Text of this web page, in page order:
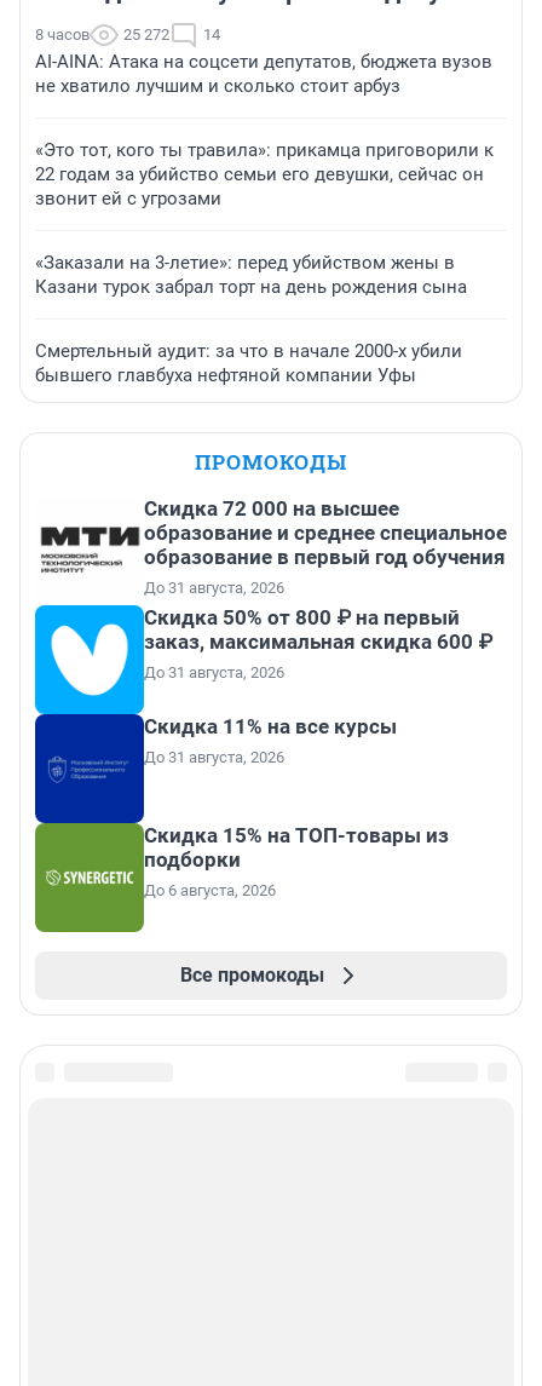
8 часов 25 272 14
AI-AINA: Атака на соцсети депутатов, бюджета вузов
не хватило лучшим и сколько стоит арбуз
«Это тот, кого ты травила»: прикамца приговорили к
22 годам за убийство семьи его девушки, сейчас он
звонит ей с угрозами
«Заказали на 3-летие»: перед убийством жены в
Казани турок забрал торт на день рождения сына
Смертельный аудит: за что в начале 2000-х убили
бывшего главбуха нефтяной компании Уфы
ПРОМОКОДЫ
Скидка 72 000 на высшее
образование и среднее специальное
образование в первый год обучения
До 31 августа, 2026
Скидка 50% от 800 ₽ на первый
заказ, максимальная скидка 600 ₽
До 31 августа, 2026
Скидка 11% на все курсы
До 31 августа, 2026
Скидка 15% на ТОП-товары из
подборки
До 6 августа, 2026
Все промокоды